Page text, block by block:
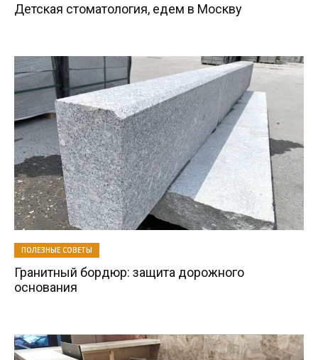
Детская стоматология, едем в Москву
ПОЛЕЗНЫЕ СОВЕТЫ
Гранитный бордюр: защита дорожного
основания